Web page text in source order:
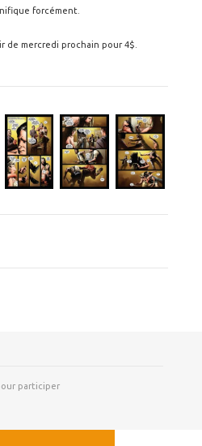
forcément.
de mercredi prochain pour 4$.
participer